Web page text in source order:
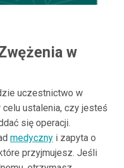
w
uczestnictwo w
ustalenia, czy jesteś
się operacji.
medycznyi zapyta o
przyjmujesz. Jeśli